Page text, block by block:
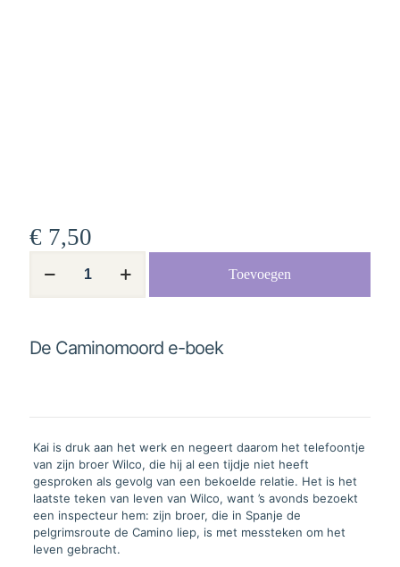
€ 7,50
Caminomoord
Toevoegen
De Caminomoord e-boek
Kai is druk aan het werk en negeert daarom het telefoontje
van zijn broer Wilco, die hij al een tijdje niet heeft
gesproken als gevolg van een bekoelde relatie. Het is het
laatste teken van leven van Wilco, want ’s avonds bezoekt
een inspecteur hem: zijn broer, die in Spanje de
pelgrimsroute de Camino liep, is met messteken om het
leven gebracht.